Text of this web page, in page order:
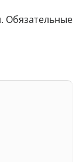
Обязательные